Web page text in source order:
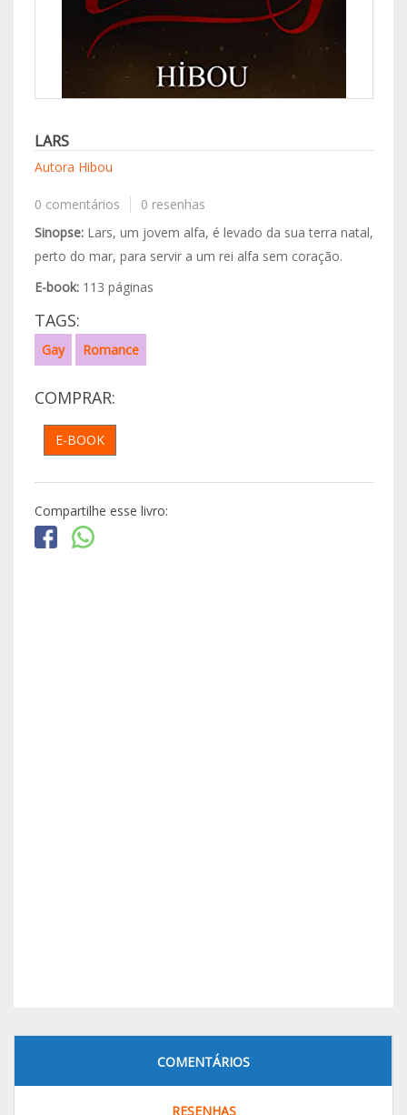
LARS
Autora Hibou
0 comentários
0 resenhas
Sinopse:Lars, um jovem alfa, é levado da sua terra natal,
perto do mar, para servir a um rei alfa sem coração.
E-book:113 páginas
TAGS:
Gay Romance
COMPRAR:
E-BOOK
Compartilhe esse livro:
COMENTÁRIOS
RESENHAS